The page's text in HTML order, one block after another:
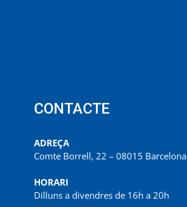
CONTACTE
ADREÇA
Comte Borrell, 22 – 08015 Barcelona
HORARI
Dilluns a divendres de 16h a 20h